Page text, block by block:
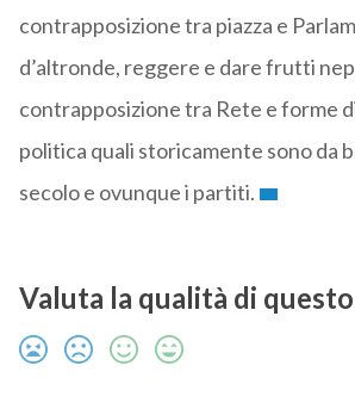
contrapposizione tra piazza e
d’altronde, reggere e dare frutti
contrapposizione tra Rete e forme
politica quali storicamente sono da
secolo e ovunque i partiti.
Valuta la qualità di